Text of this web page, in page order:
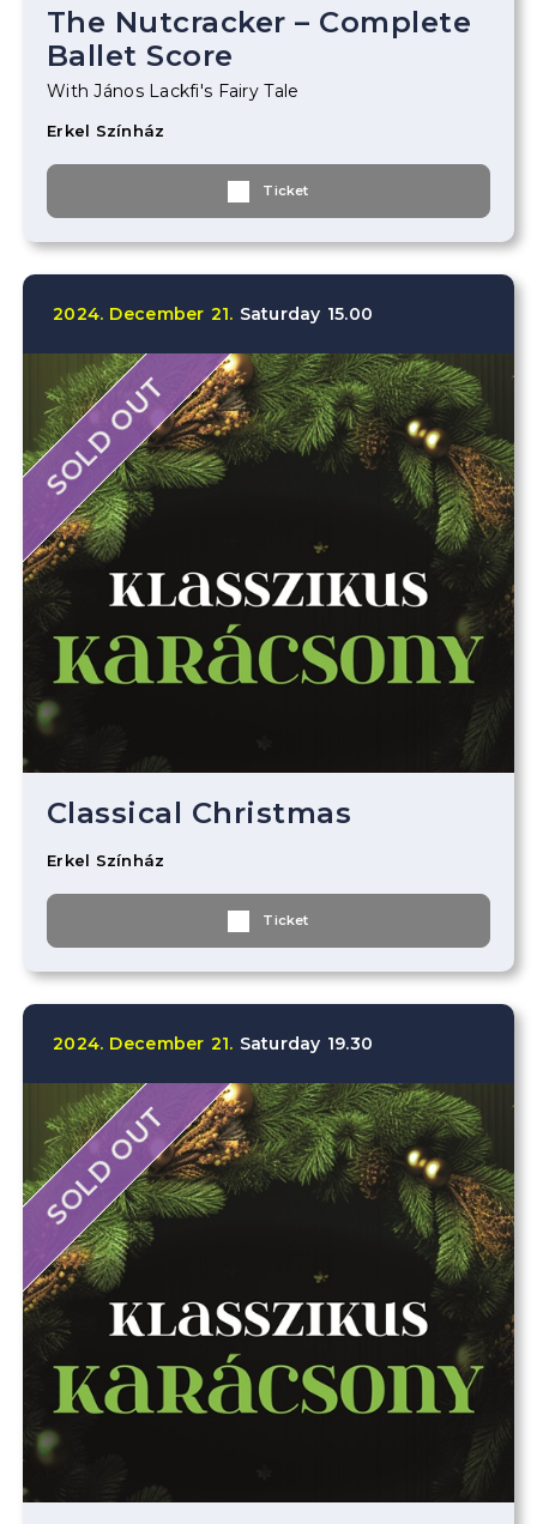
The Nutcracker – Complete
Ballet Score
With János Lackfi's Fairy Tale
Erkel Színház
Ticket
2024. December 21. Saturday 15.00
SOLD OUT
Classical Christmas
Erkel Színház
Ticket
2024. December 21. Saturday 19.30
SOLD OUT